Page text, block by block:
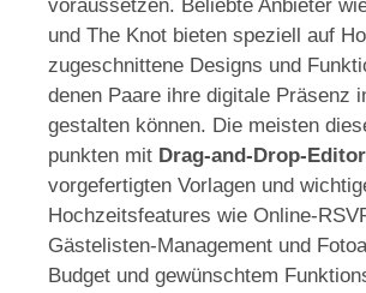
voraussetzen. Beliebte Anbieter
und The Knot bieten speziell auf
zugeschnittene Designs und
denen Paare ihre digitale Präsenz
gestalten können. Die meisten
punkten mit Drag-and-Drop-
vorgefertigten Vorlagen und
Hochzeitsfeatures wie Online-
Gästelisten-Management und
Budget und gewünschtem